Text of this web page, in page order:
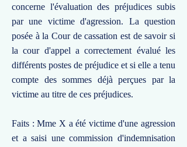
concerne l'évaluation des préjudices subis
par une victime d'agression. La question
posée à la Cour de cassation est de savoir si
la cour d'appel a correctement évalué les
différents postes de préjudice et si elle a tenu
compte des sommes déjà perçues par la
victime au titre de ces préjudices.
Faits : Mme X a été victime d'une agression
et a saisi une commission d'indemnisation